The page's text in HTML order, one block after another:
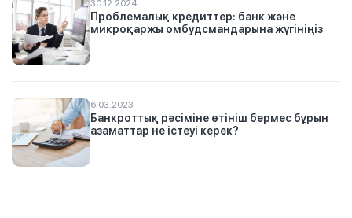
30.12.2024
Проблемалық кредиттер: банк және
микроқаржы омбудсмандарына жүгініңіз
6.03.2023
Банкроттық рәсіміне өтініш бермес бұрын
азаматтар не істеуі керек?